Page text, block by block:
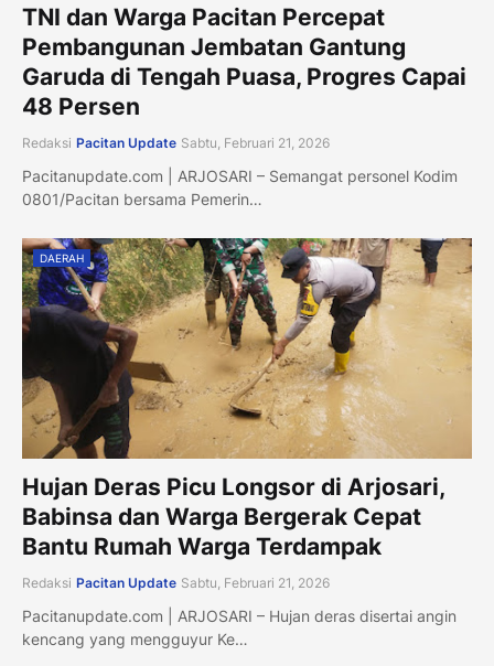
TNI dan Warga Pacitan Percepat
Pembangunan Jembatan Gantung
Garuda di Tengah Puasa, Progres Capai
48 Persen
Redaksi Pacitan Update Sabtu, Februari 21, 2026
Pacitanupdate.com | ARJOSARI – Semangat personel Kodim
0801/Pacitan bersama Pemerin…
DAERAH
Hujan Deras Picu Longsor di Arjosari,
Babinsa dan Warga Bergerak Cepat
Bantu Rumah Warga Terdampak
Redaksi Pacitan Update Sabtu, Februari 21, 2026
Pacitanupdate.com | ARJOSARI – Hujan deras disertai angin
kencang yang mengguyur Ke…